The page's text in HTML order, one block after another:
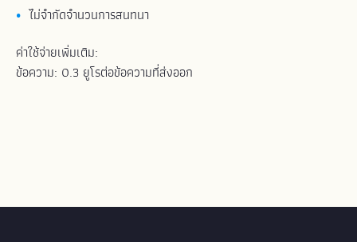
ไม่จำกัดจำนวนการสนทนา
ค่าใช้จ่ายเพิ่มเติม:
ข้อความ: 0.3 ยูโรต่อข้อความที่ส่งออก